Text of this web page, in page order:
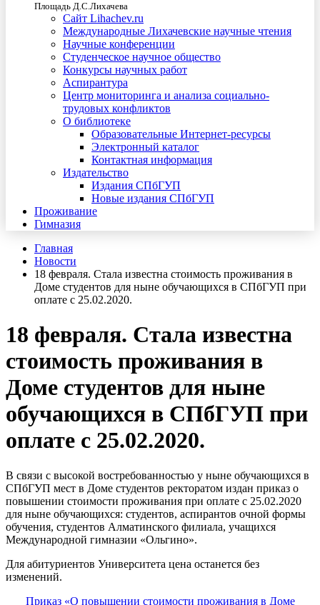
Площадь Д.С.Лихачева
Сайт Lihachev.ru
Международные Лихачевские научные чтения
Научные конференции
Студенческое научное общество
Конкурсы научных работ
Аспирантура
Центр мониторинга и анализа социально-
трудовых конфликтов
О библиотеке
Образовательные Интернет-ресурсы
Электронный каталог
Контактная информация
Издательство
Издания СПбГУП
Новые издания СПбГУП
Проживание
Гимназия
Главная
Новости
18 февраля. Стала известна стоимость проживания в
Доме студентов для ныне обучающихся в СПбГУП при
оплате с 25.02.2020.
18 февраля. Стала известна
стоимость проживания в
Доме студентов для ныне
обучающихся в СПбГУП при
оплате с 25.02.2020.
В связи с высокой востребованностью у ныне обучающихся в
СПбГУП мест в Доме студентов ректоратом издан приказ о
повышении стоимости проживания при оплате с 25.02.2020
для ныне обучающихся: студентов, аспирантов очной формы
обучения, студентов Алматинского филиала, учащихся
Международной гимназии «Ольгино».
Для абитуриентов Университета цена останется без
изменений.
Приказ «О повышении стоимости проживания в Доме